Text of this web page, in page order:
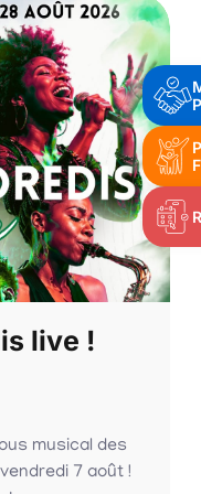
live !
musical des
7 août !